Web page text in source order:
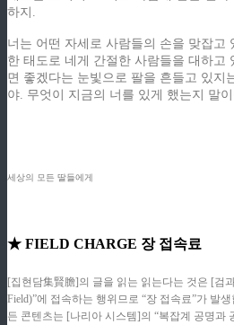
하지.
너는 어떤 자세로 사람들의 손을 맞잡고
한 태도로 네게 간절한 사람들을 대하고
면 좋겠다는 눈빛으로 팔을 흔들고 있지
야. 무엇이 지금의 너를 있게 했는지 말
세상의 모든 딸들에게
★ FIELD CHARGE 장 접속료
[집현담集賢膽]의 글을 읽는 읽는다는 것은 [검
Field)”에 접속하는 행위므로 “장 접속료”가 발
든 콘텐츠는 [나리아 시스템]의 “복잡계 공명과